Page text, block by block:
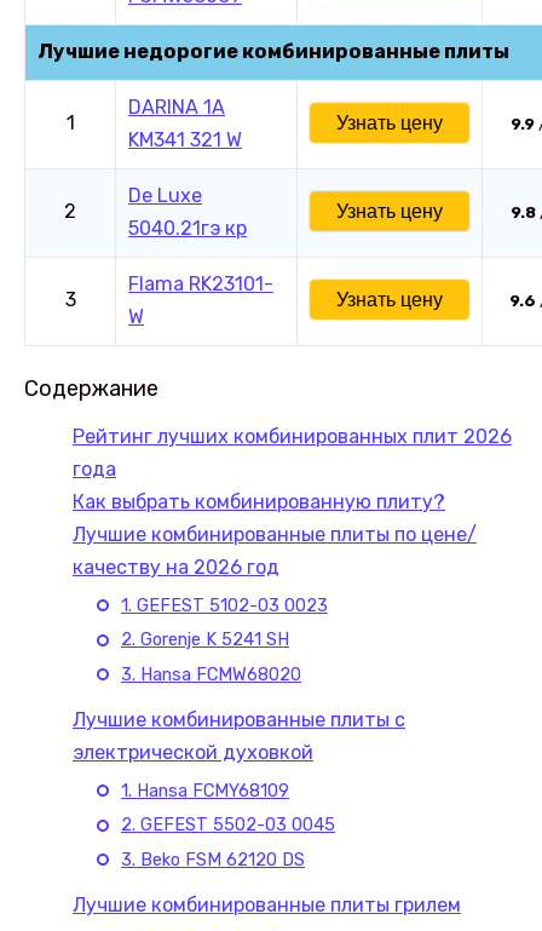
Лучшие недорогие комбинированные плиты
1
DARINA 1A
KM341 321 W
Узнать цену 9.9
2
De Luxe
5040.21гэ кр
Узнать цену 9.8
3
Flama RK23101-
W
Узнать цену 9.6
Содержание
Рейтинг лучших комбинированных плит 2026
года
Как выбрать комбинированную плиту?
Лучшие комбинированные плиты по цене/
качеству на 2026 год
1. GEFEST 5102-03 0023
2. Gorenje K 5241 SH
3. Hansa FCMW68020
Лучшие комбинированные плиты с
электрической духовкой
1. Hansa FCMY68109
2. GEFEST 5502-03 0045
3. Beko FSM 62120 DS
Лучшие комбинированные плиты грилем